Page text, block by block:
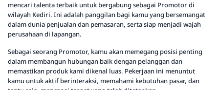
mencari talenta terbaik untuk bergabung sebagai Promotor di
wilayah Kediri. Ini adalah panggilan bagi kamu yang bersemangat
dalam dunia penjualan dan pemasaran, serta siap menjadi wajah
perusahaan di lapangan.
Sebagai seorang Promotor, kamu akan memegang posisi penting
dalam membangun hubungan baik dengan pelanggan dan
memastikan produk kami dikenal luas. Pekerjaan ini menuntut
kamu untuk aktif berinteraksi, memahami kebutuhan pasar, dan